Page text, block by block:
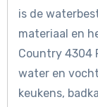
is de
materiaal en
Country 4304
water en
keukens,